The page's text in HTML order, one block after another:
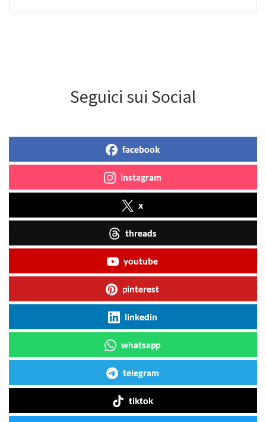
Seguici sui Social
facebook
instagram
x
threads
youtube
pinterest
linkedin
whatsapp
telegram
tiktok